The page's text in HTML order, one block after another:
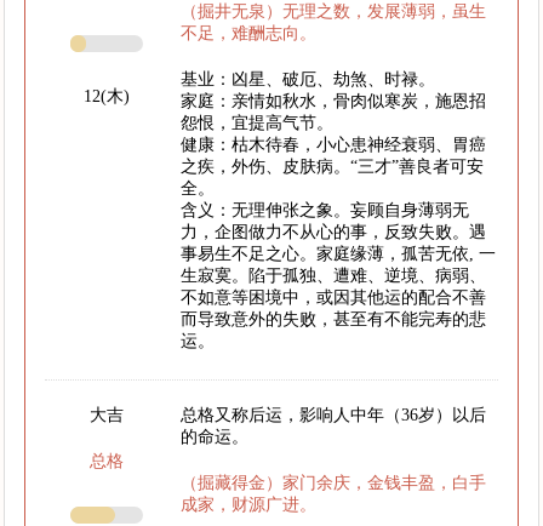
12(木)
（掘井无泉）无理之数，发展薄弱，虽生
不足，难酬志向。
基业：凶星、破厄、劫煞、时禄。
家庭：亲情如秋水，骨肉似寒炭，施恩招
怨恨，宜提高气节。
健康：枯木待春，小心患神经衰弱、胃癌
之疾，外伤、皮肤病。“三才”善良者可安
全。
含义：无理伸张之象。妄顾自身薄弱无
力，企图做力不从心的事，反致失败。遇
事易生不足之心。家庭缘薄，孤苦无依, 一
生寂寞。陷于孤独、遭难、逆境、病弱、
不如意等困境中，或因其他运的配合不善
而导致意外的失败，甚至有不能完寿的悲
运。
大吉
总格
总格又称后运，影响人中年（36岁）以后
的命运。
（掘藏得金）家门余庆，金钱丰盈，白手
成家，财源广进。